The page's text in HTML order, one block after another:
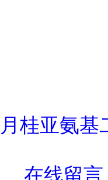
月桂亚氨基
在线留言